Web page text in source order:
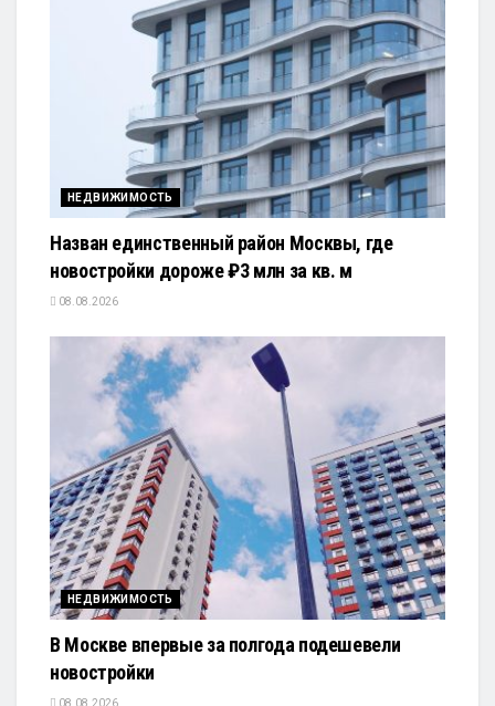
НЕДВИЖИМОСТЬ
Назван единственный район Москвы, где
новостройки дороже ₽3 млн за кв. м
08.08.2026
НЕДВИЖИМОСТЬ
В Москве впервые за полгода подешевели
новостройки
08.08.2026